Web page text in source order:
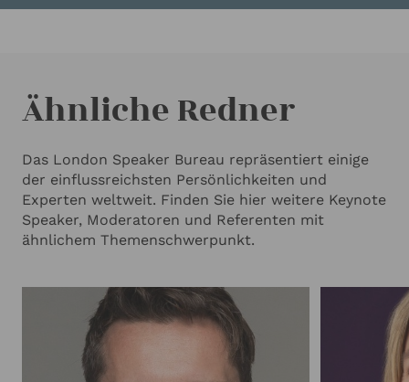
Ähnliche Redner
Das London Speaker Bureau repräsentiert einige
der einflussreichsten Persönlichkeiten und
Experten weltweit. Finden Sie hier weitere Keynote
Speaker, Moderatoren und Referenten mit
ähnlichem Themenschwerpunkt.